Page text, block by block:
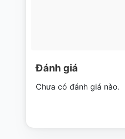
Đánh giá
Chưa có đánh giá nào.